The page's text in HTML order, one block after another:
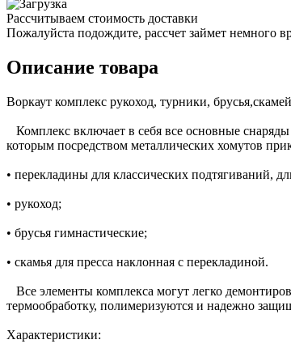
Рассчитываем стоимость доставки
Пожалуйста подождите, рассчет займет немного
Описание товара
Воркаут комплекс рукоход, турники,
Комплекс включает в себя все основные
которым посредством металлических хомутов
• перекладины для классических подтягиваний,
• рукоход;
• брусья гимнастические;
• скамья для пресса наклонная с перекладиной.
Все элементы комплекса могут легко
термообработку, полимеризуются и надежно
Характеристики: